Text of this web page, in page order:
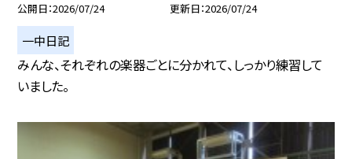
公開日 2026/07/24 更新日 2026/07/24
一中日記
みんな、それぞれの楽器ごとに分かれて、しっかり練習して
いました。